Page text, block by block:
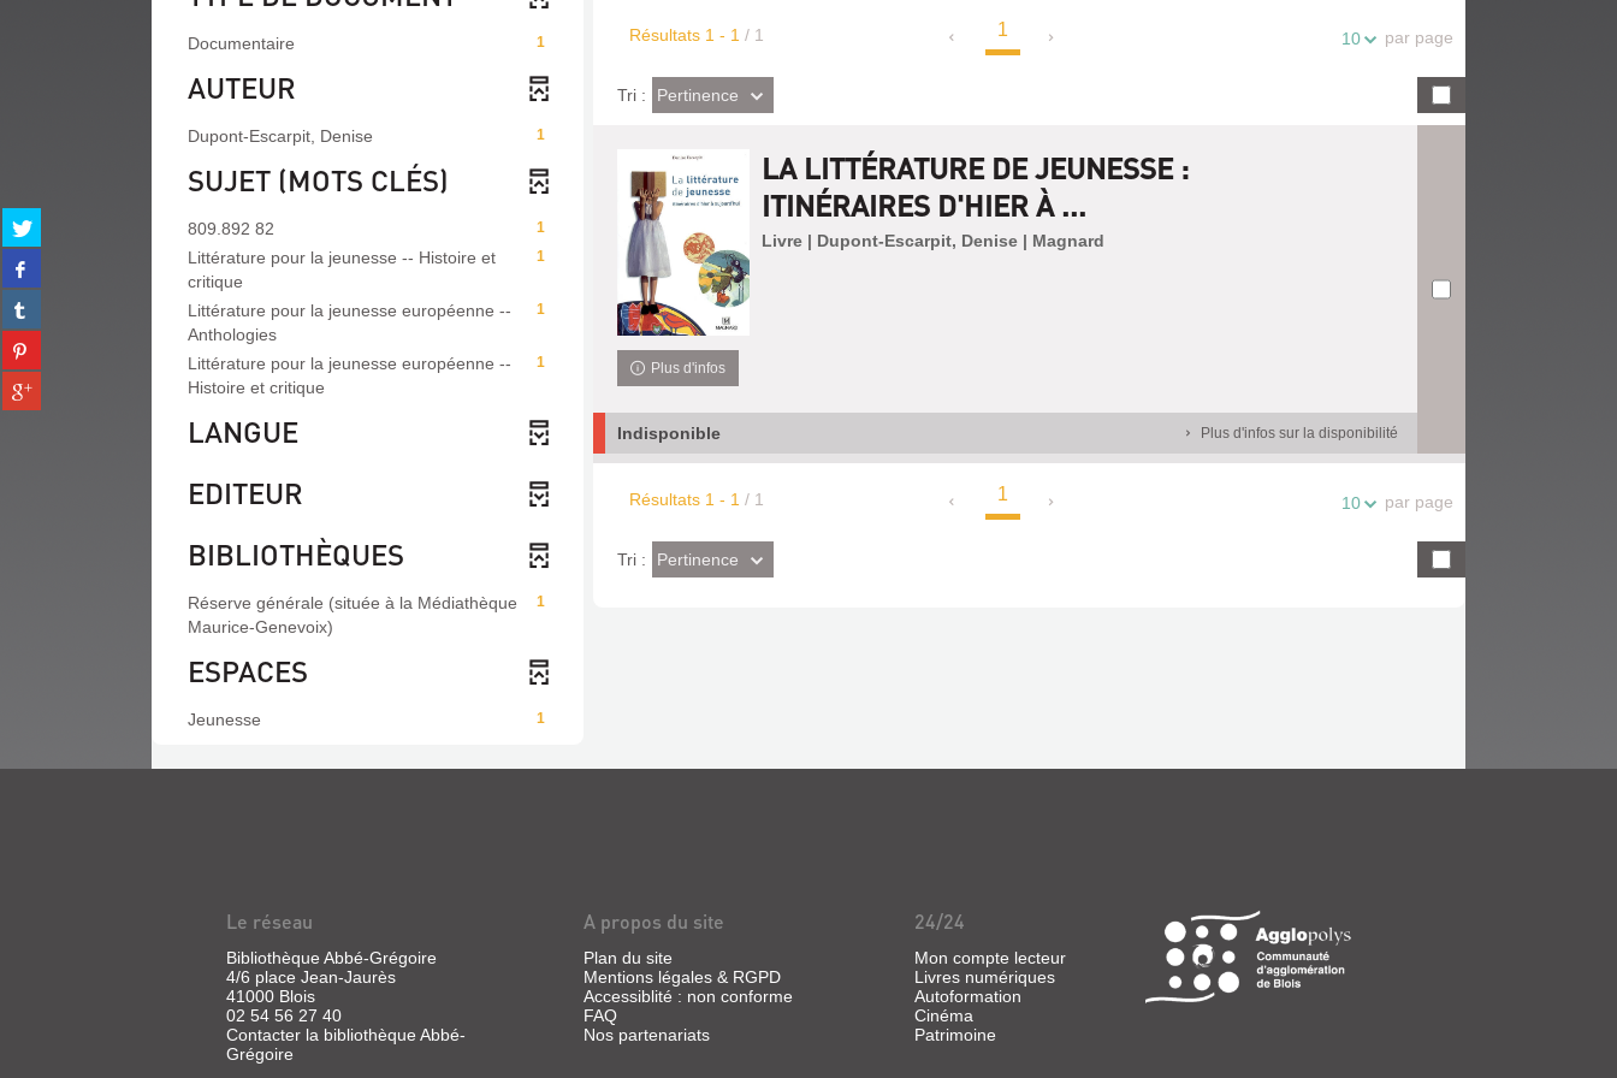
Partager
sur
twitter
(Nouvelle
fenêtre)
Partager
sur
facebook
(Nouvelle
fenêtre)
Partager
sur
tumblr
(Nouvelle
fenêtre)
Partager
sur
pinterest
(Nouvelle
Partager
sur
Résultats 1 - 1 / 1 1 10 par page
Tri :(Effet
imédiat)
Pertinence
LA LITTÉRATURE DE JEUNESSE :
ITINÉRAIRES D'HIER À ...
Livre | Dupont-Escarpit, Denise | Magnard
Plus d'infos
Indisponible Plus d'infos sur la disponibilité
Résultats 1- 1 / 1 1 10 par page
Tri :(Effet
imédiat)
Pertinence
1
Documentaire
AUTEUR
1
Dupont-Escarpit, Denise
SUJET (MOTS CLÉS)
1
809.892 82
1
Littérature pour la jeunesse -- Histoire et
critique
1
Littérature pour la jeunesse européenne --
Anthologies
1
Littérature pour la jeunesse européenne --
Histoire et critique
LANGUE
EDITEUR
BIBLIOTHÈQUES
1
Réserve générale (située à la Médiathèque
Maurice-Genevoix)
ESPACES
1
Jeunesse
Le réseau
Bibliothèque Abbé-Grégoire
4/6 place Jean-Jaurès
41000 Blois
02 54 56 27 40
Contacter la bibliothèque Abbé-
Grégoire
A propos du site
Plan du site
Mentions légales & RGPD
Accessiblité : non conforme
FAQ
Nos partenariats
24/24
Mon compte lecteur
Livres numériques
Autoformation
Cinéma
Patrimoine